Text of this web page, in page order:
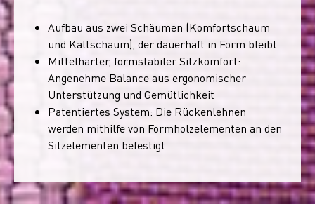
Aufbau aus zwei Schäumen (Komfortschaum
und Kaltschaum), der dauerhaft in Form bleibt
Mittelharter, formstabiler Sitzkomfort:
Angenehme Balance aus ergonomischer
Unterstützung und Gemütlichkeit
Patentiertes System: Die Rückenlehnen
werden mithilfe von Formholzelementen an den
Sitzelementen befestigt.